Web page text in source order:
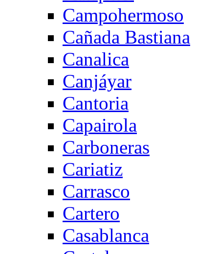
Campohermoso
Cañada Bastiana
Canalica
Canjáyar
Cantoria
Capairola
Carboneras
Cariatiz
Carrasco
Cartero
Casablanca